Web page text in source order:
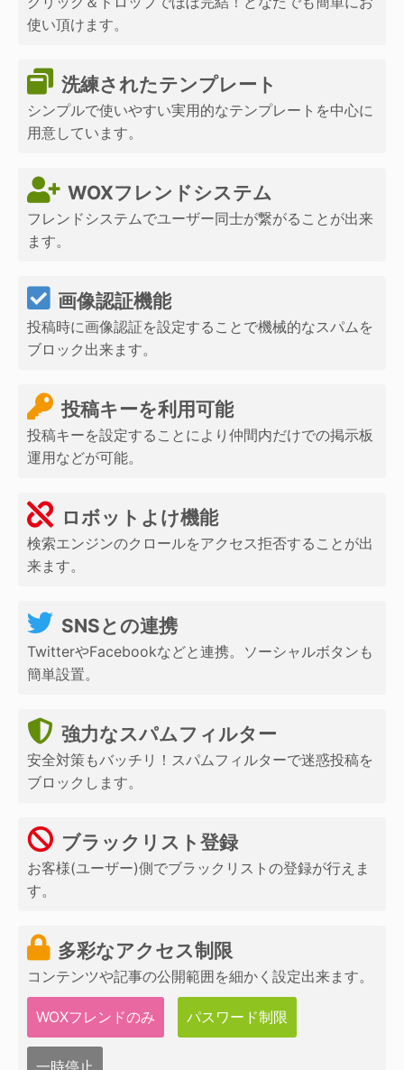
使い頂けます。
洗練されたテンプレート
シンプルで使いやすい実用的なテンプレートを中心に
用意しています。
WOXフレンドシステム
フレンドシステムでユーザー同士が繋がることが出来
ます。
画像認証機能
投稿時に画像認証を設定することで機械的なスパムを
ブロック出来ます。
投稿キーを利用可能
投稿キーを設定することにより仲間内だけでの掲示板
運用などが可能。
ロボットよけ機能
検索エンジンのクロールをアクセス拒否することが出
来ます。
SNSとの連携
TwitterやFacebookなどと連携。ソーシャルボタンも
簡単設置。
強力なスパムフィルター
安全対策もバッチリ！スパムフィルターで迷惑投稿を
ブロックします。
ブラックリスト登録
お客様(ユーザー)側でブラックリストの登録が行えま
す。
多彩なアクセス制限
コンテンツや記事の公開範囲を細かく設定出来ます。
WOXフレンドのみ パスワード制限
一時停止